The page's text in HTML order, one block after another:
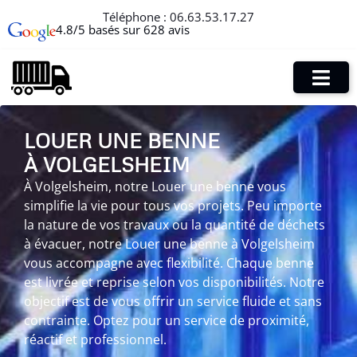
Téléphone : 06.63.53.17.27
4.8/5 basés sur 628 avis
LOUER UNE BENNE
À VOLGELSHEIM
À Volgelsheim, notre Louer une benne vous
simplifie la vie pour tous vos projets. Peu importe
la nature de vos travaux ou la quantité de déchets
à évacuer, notre Louer une benne à Volgelsheim
vous accompagne avec flexibilité. Chaque benne
est livrée et reprise selon vos disponibilités. Notre
objectif est de vous offrir un service fluide et sans
contrainte. Optez pour un service de proximité,
réactif et professionnel.